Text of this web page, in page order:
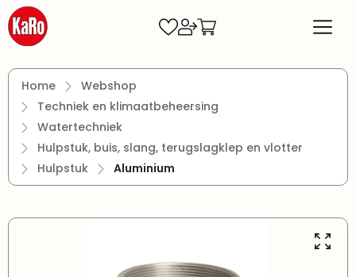
Ga naar de hoofdinhoud
Home
Webshop
Techniek en klimaatbeheersing
Watertechniek
Hulpstuk, buis, slang, terugslagklep en vlotter
Hulpstuk
Aluminium
Afbeeldingengalerij overslaan